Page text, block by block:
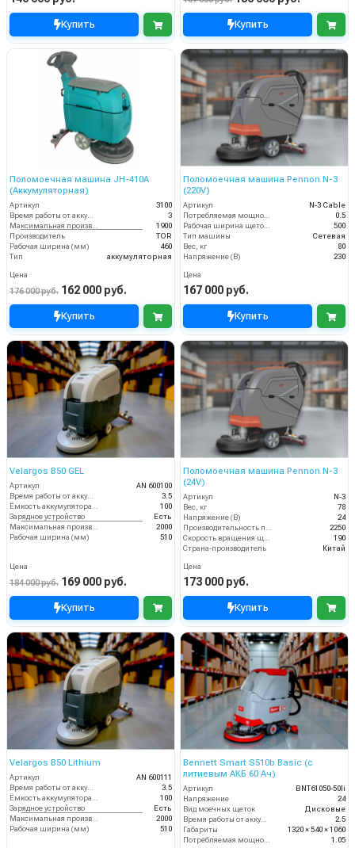
Купить Купить
Поломоечная машина JH-410A
(Аккумуляторная)
Артикул
3100
Время работы от аккумуляторов (ч)
3
Максимальная производительность (кв.м/час)
1900
Производитель
TOR
Рабочая ширина (мм)
460
Тип
аккумуляторная
Цена
176 000 руб. 162 000 руб.
Купить
Поломоечная машина Pennon N-3
(220V)
Артикул
N-3 Cable
Потребляемая мощность (кВт)
0.5
Рабочая ширина щеток (мм)
500
Тип машины
Сетевая
Вес, кг
80
Напряжение (В)
230
Цена
167 000 руб.
Купить
Velargos B50 GEL
Артикул
AN 600100
Время работы от аккумуляторов (ч)
3.5
100
Зарядное устройство
Есть
2000
Рабочая ширина (мм)
510
Цена
184 000 руб. 169 000 руб.
Купить
Поломоечная машина Pennon N-3
(24V)
Артикул
N-3
Вес, кг
78
Напряжение (В)
24
2250
190
Страна-производитель
Китай
Цена
173 000 руб.
Купить
Velargos B50 Lithium
Артикул
AN 600111
Время работы от аккумуляторов (ч)
3.5
100
Зарядное устройство
Есть
2000
Рабочая ширина (мм)
510
Bennett Smart S510b Basic (с
литиевым АКБ 60 Ач)
Артикул
BNT61050-50li
Напряжение
24
Вид моечных щеток
Дисковые
Время работы от аккумуляторов (ч)
2.5
Габариты
1320 × 540 × 1060
1.05